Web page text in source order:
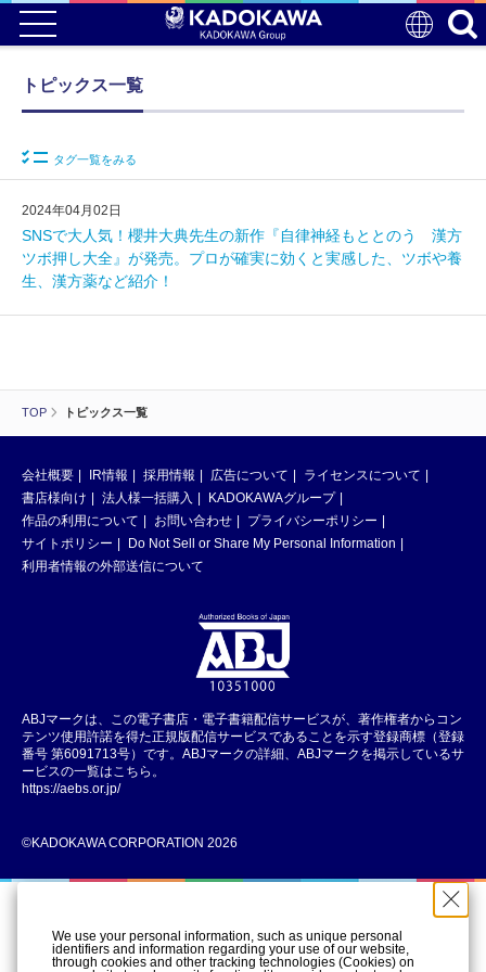
TOP トピックス一覧
トピックス一覧
タグ一覧をみる
2024年04月02日
SNSで大人気！櫻井大典先生の新作『自律神経もととのう 漢方
ツボ押し大全』が発売。プロが確実に効くと実感した、ツボや養
生、漢方薬など紹介！
会社概要 IR情報 採用情報 広告について
ライセンスについて
書店様向け
法人様一括購入
KADOKAWAグループ
作品の利用について
お問い合わせ
プライバシーポリシー
サイトポリシー
Do Not Sell or Share My Personal Information
利用者情報の外部送信について
ABJマークは、この電子書店・電子書籍配信サービスが、著作権者からコン
テンツ使用許諾を得た正規版配信サービスであることを示す登録商標（登録
番号 第6091713号）です。ABJマークの詳細、ABJマークを掲示しているサ
ービスの一覧はこちら。
https://aebs.or.jp/
©KADOKAWA CORPORATION 2026
We use your personal information, such as unique personal
identifiers and information regarding your use of our website,
through cookies and other tracking technologies (Cookies) on